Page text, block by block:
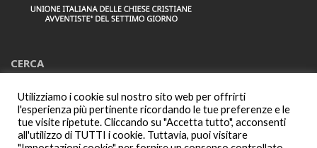
CERCA
Cerca:
Utilizziamo i cookie sul nostro sito web per offrirti
l'esperienza più pertinente ricordando le tue preferenze e le
tue visite ripetute. Cliccando su "Accetta tutto", acconsenti
all'utilizzo di TUTTI i cookie. Tuttavia, puoi visitare